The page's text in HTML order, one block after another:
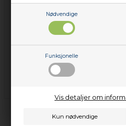
Nødvendige
Funksjonelle
Vis detaljer om